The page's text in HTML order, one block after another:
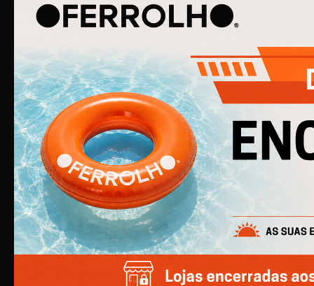
O Ferrolho iniciou a sua atividade em 1990. O que começou
por ser uma simples empresa de ferragens para
construção civil, é agora uma empresa de referência na
área de Ferragens para Mobiliário e Arquitetura.
EMPRESA
Quem Somos
Produtos
Catálogos